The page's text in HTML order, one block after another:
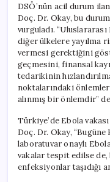
DSÖ’nün acil durum
Doç. Dr. Okay, bu
vurguladı.
diğer ülkelere yayılma
vermesi gerektiğini
geçmesini, finansal
tedarikinin
noktalarındaki
alınmış bir önlemdir”
Türkiye’de Ebola
Doç. Dr. Okay,
laboratuvar onaylı
vakalar tespit edilse de,
enfeksiyonlar taşıdığı